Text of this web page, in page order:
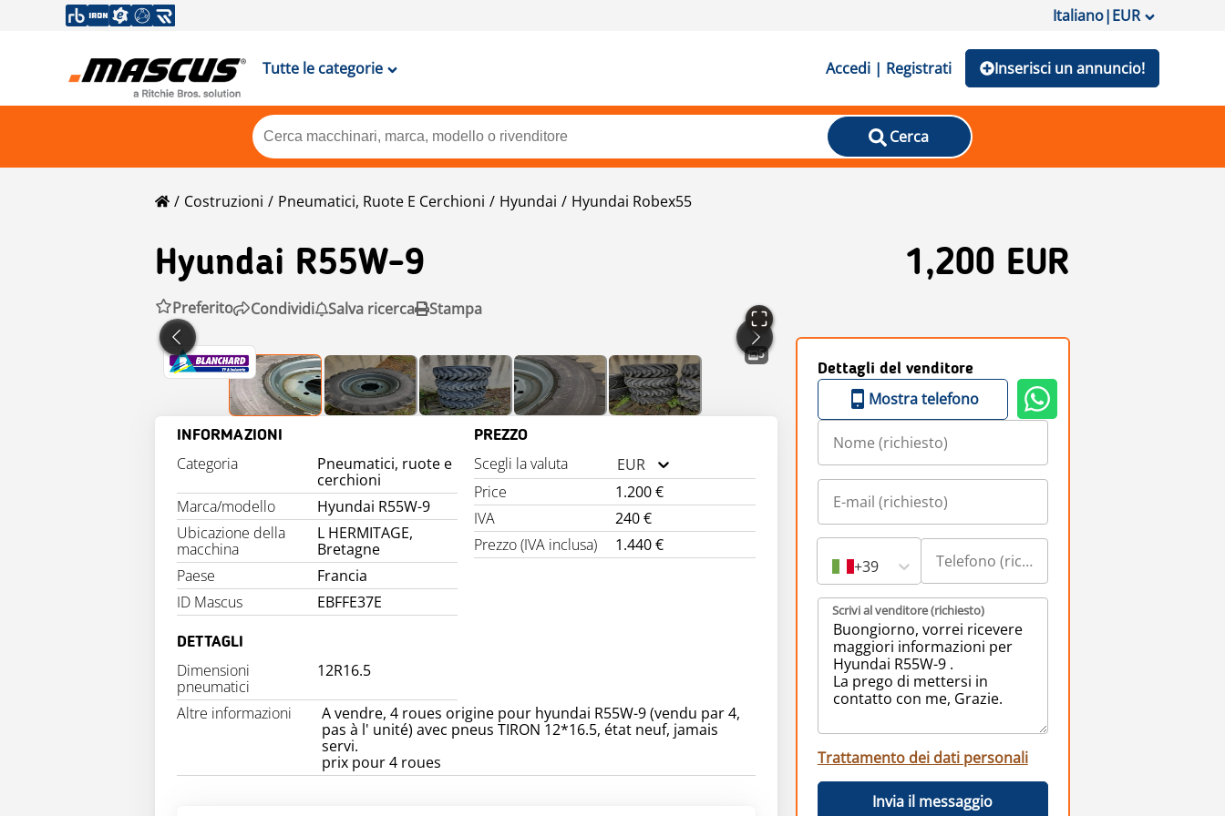
Italiano|EUR
Tutte le categorie Accedi | Registrati Inserisci un annuncio!
Cerca
Costruzioni Pneumatici, Ruote E Cerchioni Hyundai Hyundai Robex55
Hyundai R55W-9 1,200 EUR
Preferito Condividi Salva ricerca Stampa
5
INFORMAZIONI
Categoria
Pneumatici, ruote e
cerchioni
Marca/modello
Hyundai R55W-9
Ubicazione della
macchina
L HERMITAGE,
Bretagne
Paese
Francia
ID Mascus
EBFFE37E
PREZZO
Scegli la valuta
EUR
Price
1.200 €
IVA
240 €
Prezzo (IVA inclusa)
1.440 €
DETTAGLI
Dimensioni
pneumatici
12R16.5
Altre informazioni
A vendre, 4 roues origine pour hyundai R55W-9 (vendu par 4,
pas à l' unité) avec pneus TIRON 12*16.5, état neuf, jamais
servi.
prix pour 4 roues
Dettagli del venditore
Mostra telefono
+39
Scrivi al venditore (richiesto)
Trattamento dei dati personali
Invia il messaggio